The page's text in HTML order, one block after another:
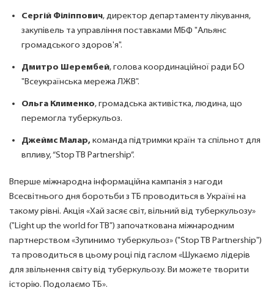
Сергій Філіппович, директор департаменту лікування,
закупівель та управління поставками МБФ "Альянс
громадського здоров'я".
Дмитро Шерембей, голова координаційної ради БО
"Всеукраїнська мережа ЛЖВ".
Ольга Клименко, громадська активістка, людина, що
перемогла туберкульоз.
Джеймс Малар, команда підтримки країн та спільнот для
впливу, “Stop TB Partnership”.
Вперше міжнародна інформаційна кампанія з нагоди
Всесвітнього дня боротьби з ТБ проводиться в Україні на
такому рівні. Акція «Хай засяє світ, вільний від туберкульозу»
("Light up the world for TB") започаткована міжнародним
партнерством «Зупинимо туберкульоз» ("Stop TB Partnership")
та проводиться в цьому році під гаслом «Шукаємо лідерів
для звільнення світу від туберкульозу. Ви можете творити
історію. Подолаємо ТБ».